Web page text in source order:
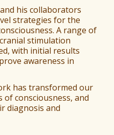
his collaborators
strategies for the
A range of
stimulation
with initial results
awareness in
has transformed our
consciousness, and
diagnosis and